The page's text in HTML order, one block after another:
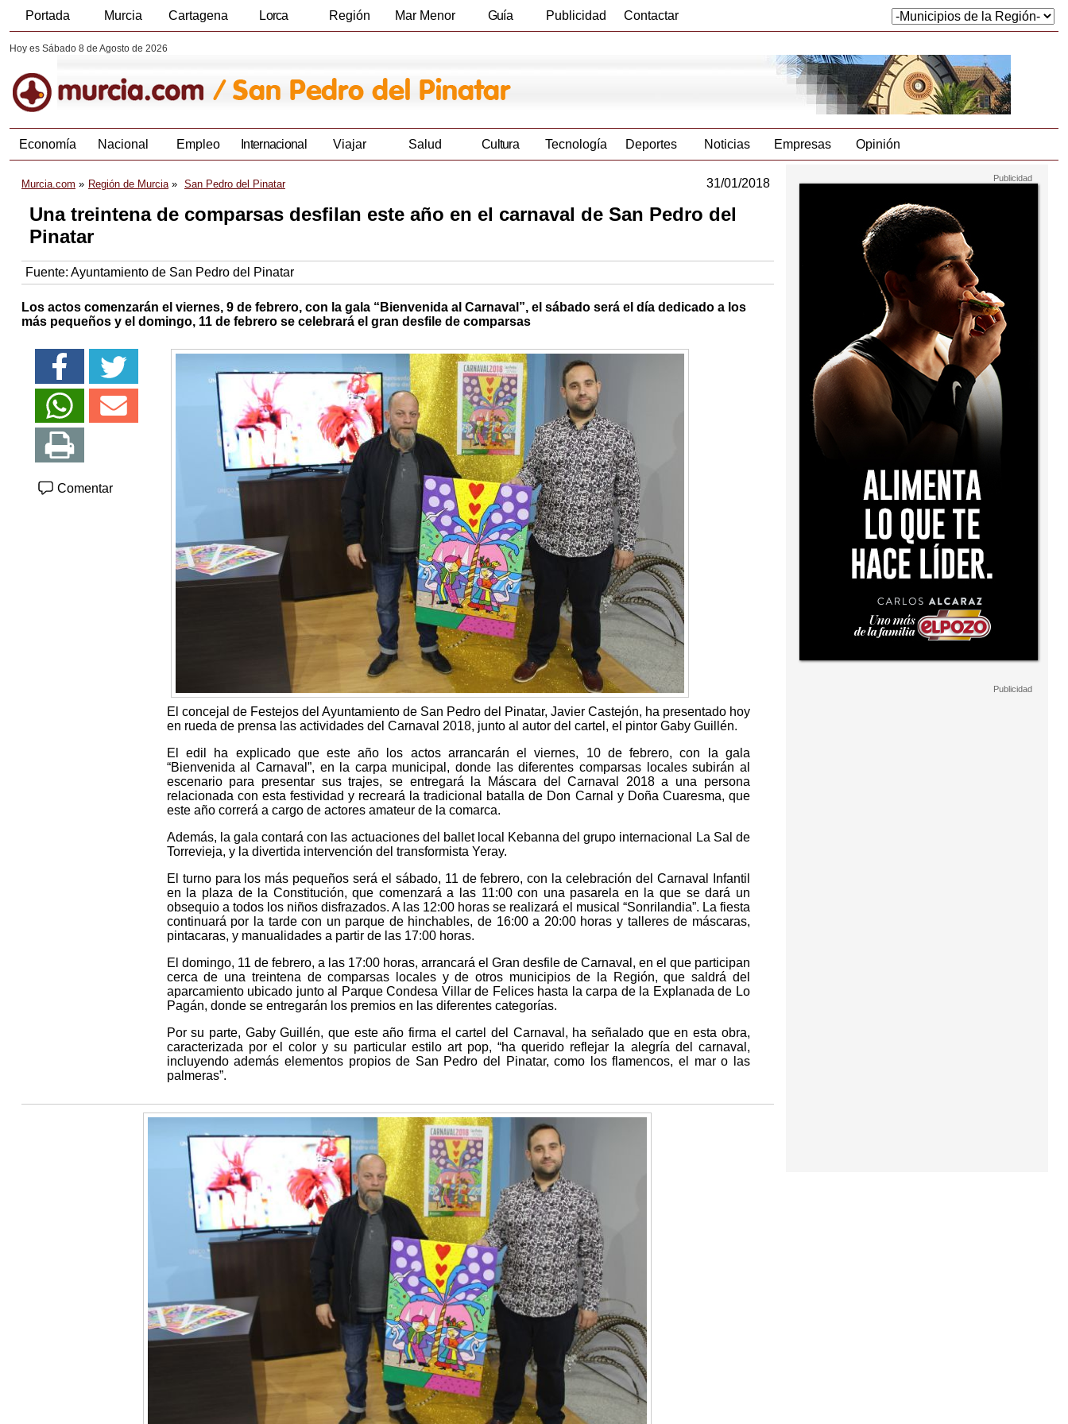
Portada Murcia Cartagena Lorca Región Mar Menor Guía Publicidad Contactar
Hoy es Sábado 8 de Agosto de 2026
Economía Nacional Empleo Internacional Viajar Salud Cultura Tecnología Deportes Noticias Empresas Opinión
Murcia.com Región de Murcia San Pedro del Pinatar 31/01/2018
Una treintena de comparsas desfilan este año en el carnaval de San Pedro del
Pinatar
Fuente: Ayuntamiento de San Pedro del Pinatar
Los actos comenzarán el viernes, 9 de febrero, con la gala “Bienvenida al Carnaval”, el sábado será el día dedicado a los
más pequeños y el domingo, 11 de febrero se celebrará el gran desfile de comparsas
Comentar
El concejal de Festejos del Ayuntamiento de San Pedro del Pinatar, Javier Castejón, ha presentado hoy
en rueda de prensa las actividades del Carnaval 2018, junto al autor del cartel, el pintor Gaby Guillén.
El edil ha explicado que este año los actos arrancarán el viernes, 10 de febrero, con la gala
“Bienvenida al Carnaval”, en la carpa municipal, donde las diferentes comparsas locales subirán al
escenario para presentar sus trajes, se entregará la Máscara del Carnaval 2018 a una persona
relacionada con esta festividad y recreará la tradicional batalla de Don Carnal y Doña Cuaresma, que
este año correrá a cargo de actores amateur de la comarca.
Además, la gala contará con las actuaciones del ballet local Kebanna del grupo internacional La Sal de
Torrevieja, y la divertida intervención del transformista Yeray.
El turno para los más pequeños será el sábado, 11 de febrero, con la celebración del Carnaval Infantil
en la plaza de la Constitución, que comenzará a las 11:00 con una pasarela en la que se dará un
obsequio a todos los niños disfrazados. A las 12:00 horas se realizará el musical “Sonrilandia”. La fiesta
continuará por la tarde con un parque de hinchables, de 16:00 a 20:00 horas y talleres de máscaras,
pintacaras, y manualidades a partir de las 17:00 horas.
El domingo, 11 de febrero, a las 17:00 horas, arrancará el Gran desfile de Carnaval, en el que participan
cerca de una treintena de comparsas locales y de otros municipios de la Región, que saldrá del
aparcamiento ubicado junto al Parque Condesa Villar de Felices hasta la carpa de la Explanada de Lo
Pagán, donde se entregarán los premios en las diferentes categorías.
Por su parte, Gaby Guillén, que este año firma el cartel del Carnaval, ha señalado que en esta obra,
caracterizada por el color y su particular estilo art pop, “ha querido reflejar la alegría del carnaval,
incluyendo además elementos propios de San Pedro del Pinatar, como los flamencos, el mar o las
palmeras”.